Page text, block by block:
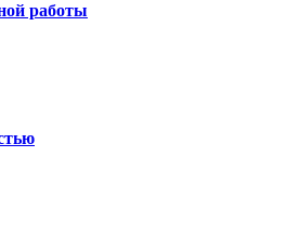
работы